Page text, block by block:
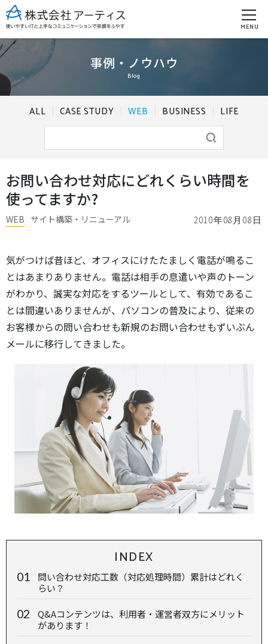
MENU
事例・ノウハウ
Blog
ALL CASE STUDY WEB BUSINESS LIFE
お問い合わせ対応にどれくらい時間を
使ってますか?
2010年08月08日
WEB サイト構築・リニューアル
気がつけば昔ほど、オフィスにけたたましく電話が鳴るこ
とはあまりありません。電話は相手の息遣いや声のトーン
がわかり、誠実な対応をするツールとして、有効であるこ
とは間違いありませんが、パソコンの普及により、従来の
お客様からの問い合わせも新規のお問い合わせもずいぶん
メールに移行してきました。
INDEX
問い合わせ対応工数（対応処理時間）累計はどれく
らい？
Q&Aコンテンツは、利用者・運営者双方にメリット
があります！